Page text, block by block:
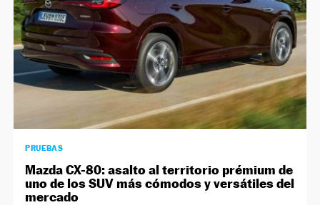
PRUEBAS
Mazda CX-80: asalto al territorio prémium de
uno de los SUV más cómodos y versátiles del
mercado